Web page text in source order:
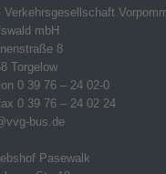
Verkehrsgesellschaft
mbH
8
Torgelow
0 39 76 – 24 02-0
0 39 76 – 24 02 24
bus.de
Pasewalk